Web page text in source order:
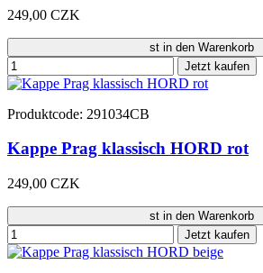
249,00 CZK
st in den Warenkorb
Jetzt kaufen
Produktcode: 291034CB
Kappe Prag klassisch HORD rot
249,00 CZK
st in den Warenkorb
Jetzt kaufen